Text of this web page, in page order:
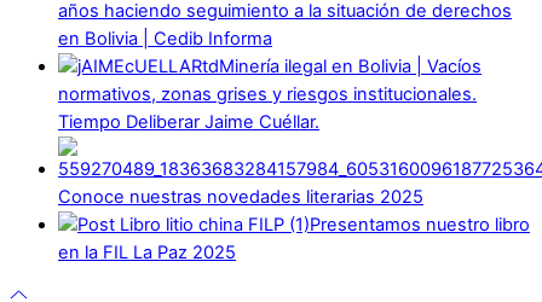
años haciendo seguimiento a la situación de derechos
en Bolivia | Cedib Informa
Minería ilegal en Bolivia | Vacíos
normativos, zonas grises y riesgos institucionales.
Tiempo Deliberar Jaime Cuéllar.
Conoce nuestras novedades literarias 2025
Presentamos nuestro libro
en la FIL La Paz 2025